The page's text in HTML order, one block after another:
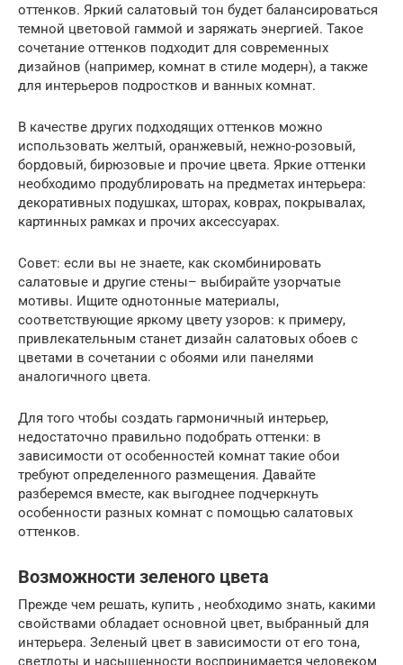
оттенков. Яркий салатовый тон будет балансироваться
темной цветовой гаммой и заряжать энергией. Такое
сочетание оттенков подходит для современных
дизайнов (например, комнат в стиле модерн), а также
для интерьеров подростков и ванных комнат.
В качестве других подходящих оттенков можно
использовать желтый, оранжевый, нежно-розовый,
бордовый, бирюзовые и прочие цвета. Яркие оттенки
необходимо продублировать на предметах интерьера:
декоративных подушках, шторах, коврах, покрывалах,
картинных рамках и прочих аксессуарах.
Совет: если вы не знаете, как скомбинировать
салатовые и другие стены– выбирайте узорчатые
мотивы. Ищите однотонные материалы,
соответствующие яркому цвету узоров: к примеру,
привлекательным станет дизайн салатовых обоев с
цветами в сочетании с обоями или панелями
аналогичного цвета.
Для того чтобы создать гармоничный интерьер,
недостаточно правильно подобрать оттенки: в
зависимости от особенностей комнат такие обои
требуют определенного размещения. Давайте
разберемся вместе, как выгоднее подчеркнуть
особенности разных комнат с помощью салатовых
оттенков.
Возможности зеленого цвета
Прежде чем решать, купить , необходимо знать, какими
свойствами обладает основной цвет, выбранный для
интерьера. Зеленый цвет в зависимости от его тона,
светлоты и насыщенности воспринимается человеком